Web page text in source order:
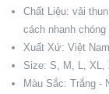
Chất Liệu: vải
cách nhanh
Xuất Xứ: Việt Nam
Size: S, M, L, XL,
Màu Sắc: Trắng -